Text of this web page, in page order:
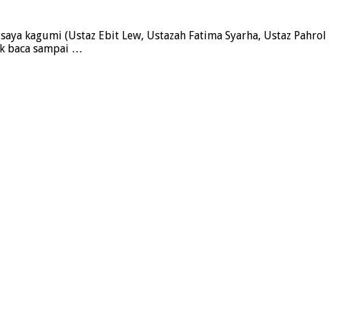
kagumi (Ustaz Ebit Lew, Ustazah Fatima Syarha, Ustaz Pahrol
baca sampai …